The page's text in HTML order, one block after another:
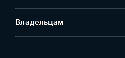
Владельцам